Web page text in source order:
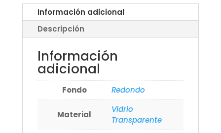
Información adicional
Descripción
Información
adicional
Fondo Redondo
Material
Vidrio
Transparente